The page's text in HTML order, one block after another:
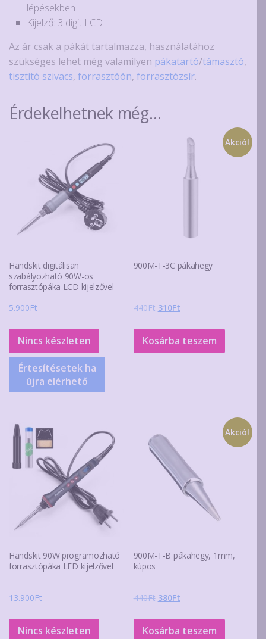
lépésekben
Kijelző: 3 digit LCD
Az ár csak a pákát tartalmazza, használatához
szükséges lehet még valamilyen pákatartó/támasztó,
tisztító szivacs, forrasztóón, forrasztózsír.
Érdekelhetnek még…
Handskit digitálisan
szabályozható 90W-os
forrasztópáka LCD kijelzővel
5.900Ft
Nincs készleten
Értesítésetek ha
újra elérhető
Akció!
900M-T-3C pákahegy
440Ft Original
was:
440Ft.
310FtCurrent
is:
310Ft.
Kosárba teszem
Handskit 90W programozható
forrasztópáka LED kijelzővel
13.900Ft
Nincs készleten
Akció!
900M-T-B pákahegy, 1mm,
kúpos
440Ft Original
was:
380FtCurrent
is:
Kosárba teszem